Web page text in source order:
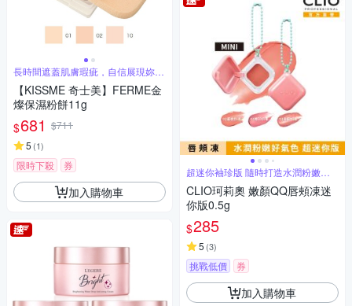
長時間遮蓋肌膚瑕疵，自信展現妳的
魅力
【KISSME 奇士美】FERME金
燦保濕粉餅11g
$681 $711
5 (1)
限時下殺 券
加入購物車
超迷你袖珍版 隨時打造水潤粉嫩好
氣色
CLIO珂莉奧 嫩顏QQ唇頰凍迷
你版0.5g
$285
5 (3)
挑戰低價 券
加入購物車